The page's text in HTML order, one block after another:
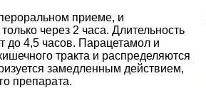
приеме, и
через 2 часа. Длительность
до 4,5 часов. Парацетамол и
тракта и распределяются
замедленным действием,
препарата.